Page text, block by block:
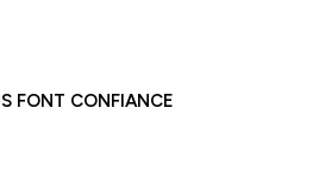
FONT CONFIANCE